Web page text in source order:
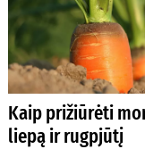
Kaip prižiūrėti
liepą ir rugpjūtį